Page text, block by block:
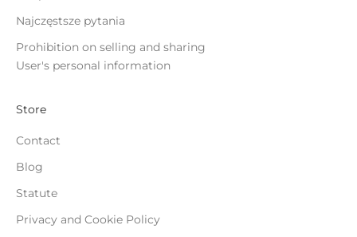
Najczęstsze pytania
Prohibition on selling and sharing
User's personal information
Store
Contact
Blog
Statute
Privacy and Cookie Policy